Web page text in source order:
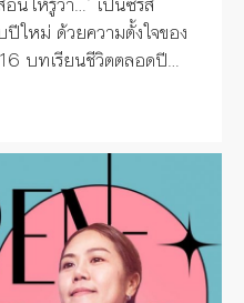
ใหม่ ด้วยความตั้งใจของ
บทเรียนชีวิตตลอดปี